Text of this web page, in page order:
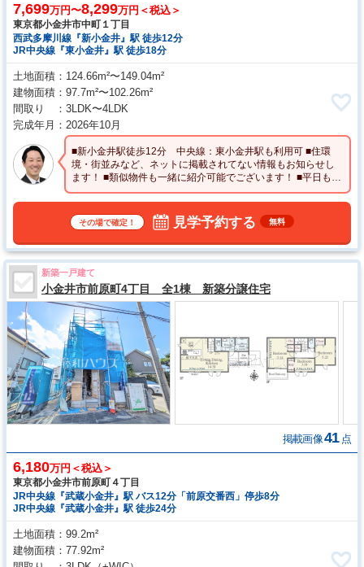
7,699万円〜8,299万円＜税込＞
東京都小金井市中町１丁目
西武多摩川線『新小金井』駅 徒歩12分
JR中央線『東小金井』駅 徒歩18分
土地面積
124.66m²〜149.04m²
建物面積
97.7m²〜102.26m²
間取り
3LDK〜4LDK
完成年月
2026年10月
■新小金井駅徒歩12分 中央線：東小金井駅も利用可 ■住環
境・街並みなど、ネットに掲載されてない情報もお知らせし
ます！ ■類似物件も一緒に紹介可能でございます！ ■平日もご
案内可能です！
その場で確定！ 見学予約する 無料
新築一戸建て
小金井市前原町4丁目 全1棟 新築分譲住宅
掲載画像41 点
6,180万円＜税込＞
東京都小金井市前原町４丁目
JR中央線『武蔵小金井』駅 バス12分「前原交番西」停歩8分
JR中央線『武蔵小金井』駅 徒歩24分
土地面積
99.2m²
建物面積
77.92m²